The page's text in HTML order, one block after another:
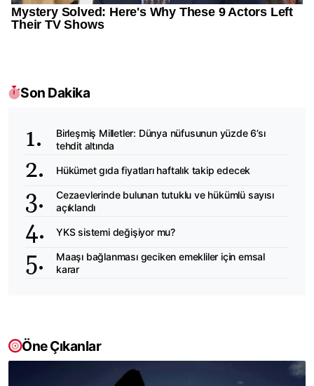
Son Dakika
Birleşmiş Milletler: Dünya nüfusunun yüzde 6’sı
tehdit altında
Hükümet gıda fiyatları haftalık takip edecek
Cezaevlerinde bulunan tutuklu ve hükümlü sayısı
açıklandı
YKS sistemi değişiyor mu?
Maaşı bağlanması geciken emekliler için emsal
karar
Öne Çıkanlar